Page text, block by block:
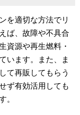
を適切な方法でリ
ば、故障や不具合
資源や再生燃料・
います。また、ま
て再販してもらう
ず有効活用しても
。